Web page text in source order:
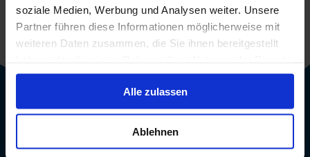
soziale Medien, Werbung und Analysen weiter. Unsere
Partner führen diese Informationen möglicherweise mit
weiteren Daten zusammen, die Sie ihnen bereitgestellt
gesammelt haben.
Alle zulassen
Ablehnen